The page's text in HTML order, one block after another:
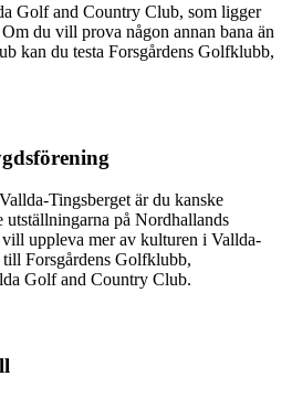
Golf and Country Club, som ligger
du vill prova någon annan bana än
kan du testa Forsgårdens Golfklubb,
Tingsberget är du kanske
utställningarna på Nordhallands
uppleva mer av kulturen i Vallda-
Forsgårdens Golfklubb,
Golf and Country Club.